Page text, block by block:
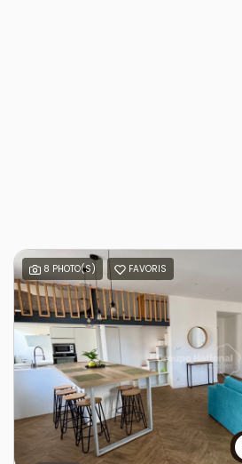
8 PHOTO(S) FAVORIS